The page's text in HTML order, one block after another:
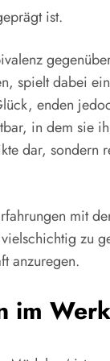
ist.
spielt dabei
enden
in dem sie
dar, sondern
mit
zu
anzuregen.
im Werk